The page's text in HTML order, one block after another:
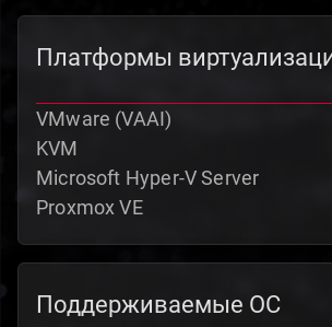
Платформы
VMware (VAAI)
KVM
Microsoft Hyper-V Server
Proxmox VE
Поддерживаемые ОС